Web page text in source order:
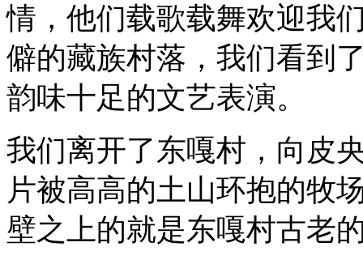
情，他们载歌载舞欢迎我
僻的藏族村落，我们看到
韵味十足的文艺表演。
我们离开了东嘎村，向皮
片被高高的土山环抱的牧
壁之上的就是东嘎村古老